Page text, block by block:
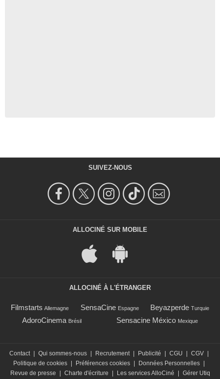
SUIVEZ-NOUS
ALLOCINÉ SUR MOBILE
ALLOCINÉ À L'ÉTRANGER
Filmstarts Allemagne SensaCine Espagne Beyazperde Turquie
AdoroCinema Brésil Sensacine México Mexique
Contact | Qui sommes-nous | Recrutement | Publicité | CGU | CGV |
Politique de cookies | Préférences cookies | Données Personnelles |
Revue de presse
| Charte d'écriture | Les services AlloCiné | Gérer Utiq